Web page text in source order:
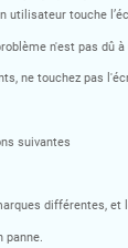
utilisateur touche
n'est pas dû à
ne touchez pas
suivantes
différentes,
panne.